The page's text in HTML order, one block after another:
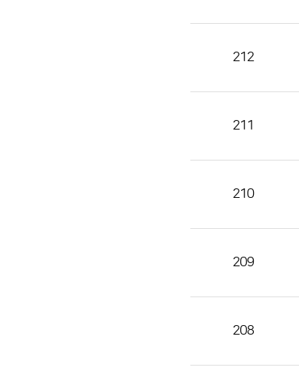
다.
212
211
210
209
208